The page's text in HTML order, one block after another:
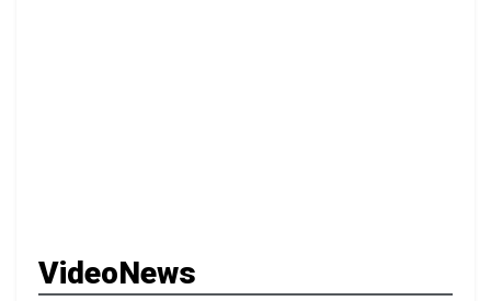
VideoNews